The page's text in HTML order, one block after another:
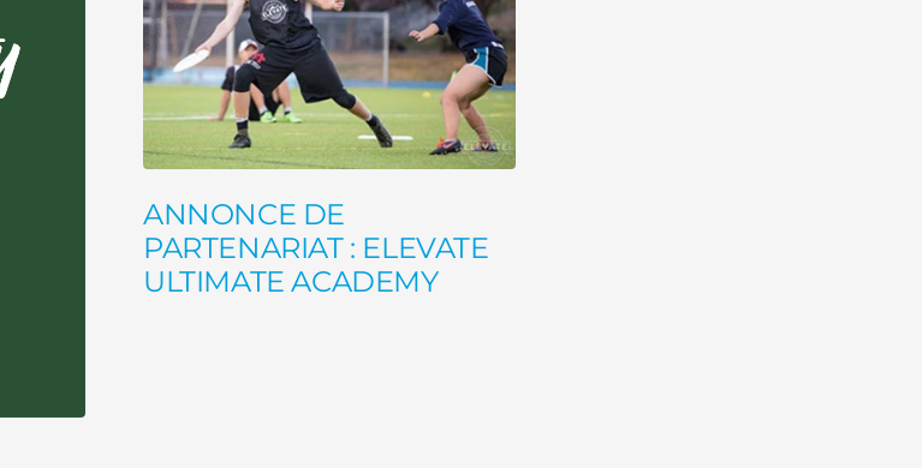
ANNONCE DE
PARTENARIAT : ELEVATE
ULTIMATE ACADEMY